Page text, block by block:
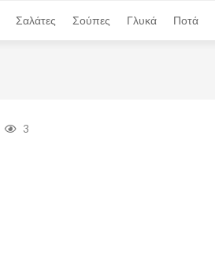
Σαλάτες Σούπες Γλυκά Ποτά
3
Σαλάτες Σούπες Γλυκά Ποτά